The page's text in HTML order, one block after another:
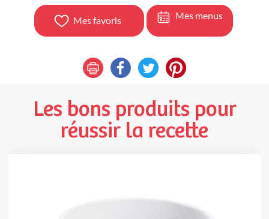
Mes favoris Mes menus
Les bons produits pour
réussir la recette